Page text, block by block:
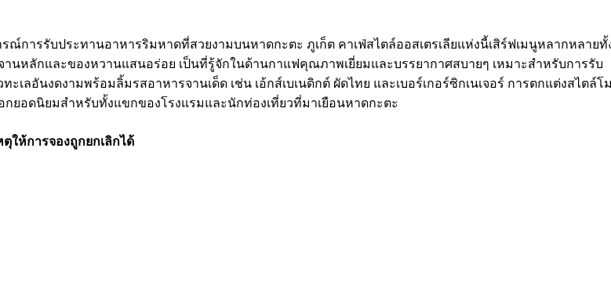
การรับประทานอาหารริมหาดที่สวยงามบนหาดกะตะ ภูเก็ต คาเฟ่สไตล์ออสเตรเลียแห่งนี้เสิร์ฟเมนูหลากหลายทั้
หลักและของหวานแสนอร่อย เป็นที่รู้จักในด้านกาแฟคุณภาพเยี่ยมและบรรยากาศสบายๆ เหมาะสำหรับการรับ
ลอันงดงามพร้อมลิ้มรสอาหารจานเด็ด เช่น เอ้กส์เบเนดิกต์ ผัดไทย และเบอร์เกอร์ซิกเนเจอร์ การตกแต่งสไตล์โ
ยอดนิยมสำหรับทั้งแขกของโรงแรมและนักท่องเที่ยวที่มาเยือนหาดกะตะ
ให้การจองถูกยกเลิกได้